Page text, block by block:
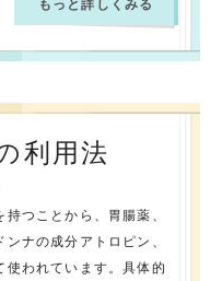
もっと詳しくみる
利用法
つことから、胃腸薬、
ナの成分アトロピン、
使われています。具体的